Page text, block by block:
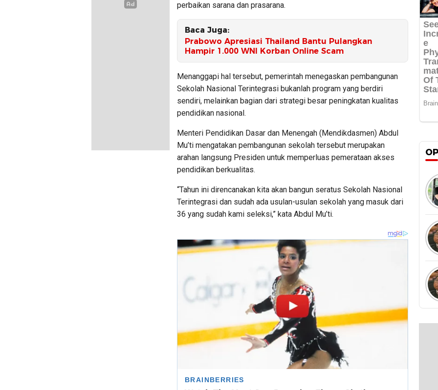
perbaikan sarana dan prasarana.
Baca Juga:
Prabowo Apresiasi Thailand Bantu Pulangkan
Hampir 1.000 WNI Korban Online Scam
Menanggapi hal tersebut, pemerintah menegaskan pembangunan
Sekolah Nasional Terintegrasi bukanlah program yang berdiri
sendiri, melainkan bagian dari strategi besar peningkatan kualitas
pendidikan nasional.
Menteri Pendidikan Dasar dan Menengah (Mendikdasmen) Abdul
Mu’ti mengatakan pembangunan sekolah tersebut merupakan
arahan langsung Presiden untuk memperluas pemerataan akses
pendidikan berkualitas.
“Tahun ini direncanakan kita akan bangun seratus Sekolah Nasional
Terintegrasi dan sudah ada usulan-usulan sekolah yang masuk dari
36 yang sudah kami seleksi,” kata Abdul Mu’ti.